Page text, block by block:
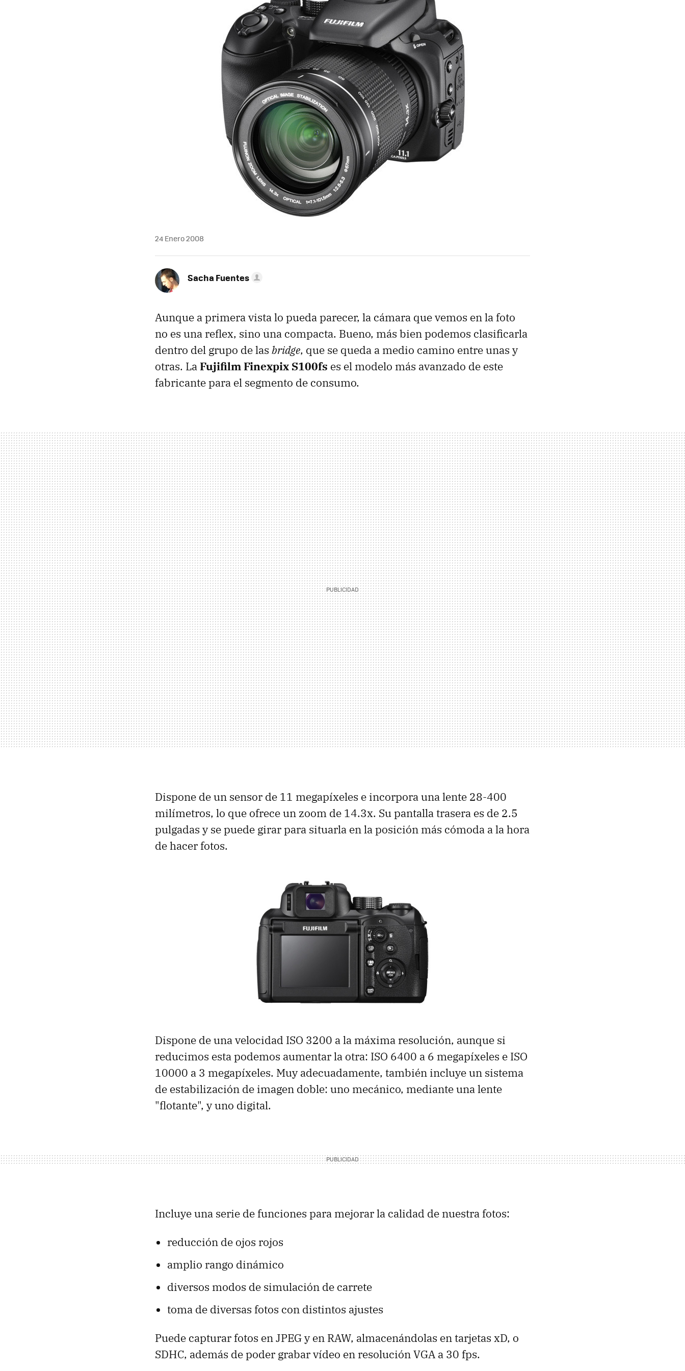
24 Enero 2008
Sacha Fuentes
Aunque a primera vista lo pueda parecer, la cámara que vemos en la foto
no es una reflex, sino una compacta. Bueno, más bien podemos clasificarla
dentro del grupo de las bridge, que se queda a medio camino entre unas y
otras. LaFujifilm Finexpix S100fs es el modelo más avanzado de este
fabricante para el segmento de consumo.
Dispone de un sensor de 11 megapíxeles e incorpora una lente 28-400
milímetros, lo que ofrece un zoom de 14.3x. Su pantalla trasera es de 2.5
pulgadas y se puede girar para situarla en la posición más cómoda a la hora
de hacer fotos.
Dispone de una velocidad ISO 3200 a la máxima resolución, aunque si
reducimos esta podemos aumentar la otra: ISO 6400 a 6 megapíxeles e ISO
10000 a 3 megapíxeles. Muy adecuadamente, también incluye un sistema
de estabilización de imagen doble: uno mecánico, mediante una lente
"flotante", y uno digital.
Incluye una serie de funciones para mejorar la calidad de nuestra fotos:
reducción de ojos rojos
amplio rango dinámico
diversos modos de simulación de carrete
toma de diversas fotos con distintos ajustes
Puede capturar fotos en JPEG y en RAW, almacenándolas en tarjetas xD, o
SDHC, además de poder grabar vídeo en resolución VGA a 30 fps.